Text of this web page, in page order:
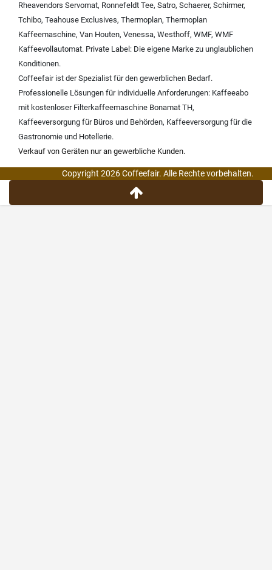
Rheavendors Servomat, Ronnefeldt Tee, Satro, Schaerer, Schirmer,
Tchibo, Teahouse Exclusives, Thermoplan, Thermoplan
Kaffeemaschine, Van Houten, Venessa, Westhoff, WMF, WMF
Kaffeevollautomat. Private Label: Die eigene Marke zu unglaublichen
Konditionen.
Coffeefair ist der Spezialist für den gewerblichen Bedarf.
Professionelle Lösungen für individuelle Anforderungen: Kaffeeabo
mit kostenloser Filterkaffeemaschine Bonamat TH,
Kaffeeversorgung für Büros und Behörden, Kaffeeversorgung für die
Gastronomie und Hotellerie.
Verkauf von Geräten nur an gewerbliche Kunden.
Copyright 2026 Coffeefair. Alle Rechte vorbehalten.